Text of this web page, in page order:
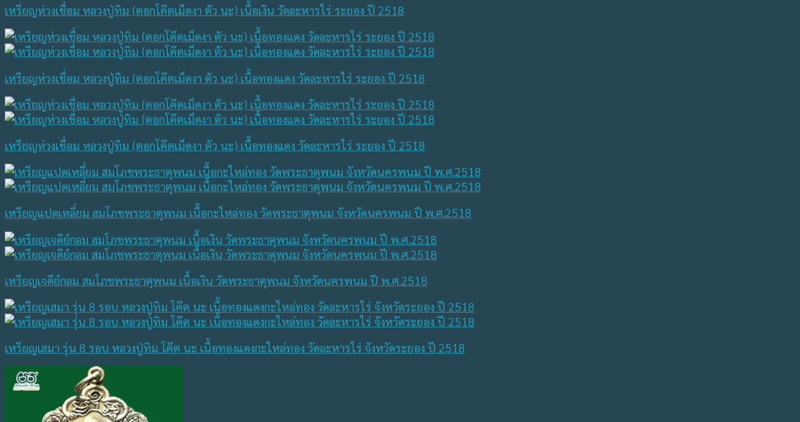
เหรียญห่วงเชื่อม หลวงปู่ทิม (ตอกโค๊ตเม็ดงา ตัว นะ) เนื้อเงิน วัดละหารไร่ ระยอง ปี 2518
เหรียญห่วงเชื่อม หลวงปู่ทิม (ตอกโค๊ตเม็ดงา ตัว นะ) เนื้อทองแดง วัดละหารไร่ ระยอง ปี 2518
เหรียญห่วงเชื่อม หลวงปู่ทิม (ตอกโค๊ตเม็ดงา ตัว นะ) เนื้อทองแดง วัดละหารไร่ ระยอง ปี 2518
เหรียญแปดเหลี่ยม สมโภชพระธาตุพนม เนื้อกะไหล่ทอง วัดพระธาตุพนม จังหวัดนครพนม ปี พ.ศ.2518
เหรียญเจดีย์กลม สมโภชพระธาตุพนม เนื้อเงิน วัดพระธาตุพนม จังหวัดนครพนม ปี พ.ศ.2518
เหรียญเสมา รุ่น 8 รอบ หลวงปู่ทิม โค๊ต นะ เนื้อทองแดงกะไหล่ทอง วัดละหารไร่ จังหวัดระยอง ปี 2518